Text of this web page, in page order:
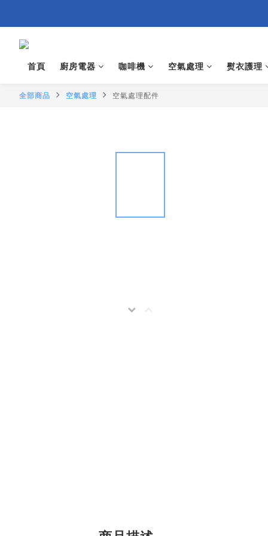
首頁 廚房電器 咖啡機 空氣處理 熨衣護理
全部商品 空氣處理 空氣處理配件